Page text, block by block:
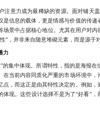
意力成为最稀缺的资源。面对铺天
是信息的载体，更是情感与价值的传
景中占据核心地位。尤其在用户对
”，并非来自随意堆砌元素，而是源于
力
集中体现。所谓特性，指的是海报在
在当前内容同质化严重的市场环境中
点，而这正是由其特性决定的。例如
体现。这些设计选择不是为了“好看”